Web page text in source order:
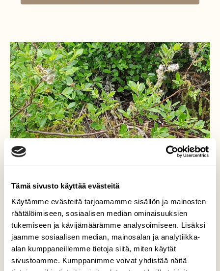
Tämä sivusto käyttää evästeitä
Käytämme evästeitä tarjoamamme sisällön ja mainosten
räätälöimiseen, sosiaalisen median ominaisuuksien
tukemiseen ja kävijämäärämme analysoimiseen. Lisäksi
jaamme sosiaalisen median, mainosalan ja analytiikka-
alan kumppaneillemme tietoja siitä, miten käytät
sivustoamme. Kumppanimme voivat yhdistää näitä